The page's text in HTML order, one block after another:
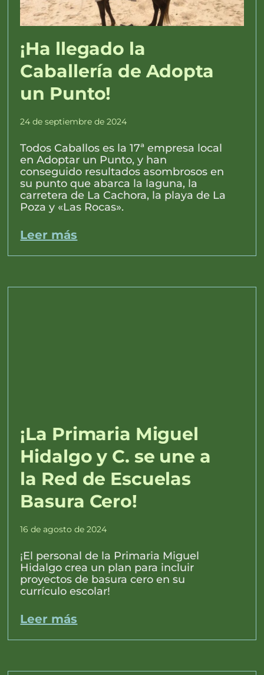
¡Ha llegado la
Caballería de Adopta
un Punto!
24 de septiembre de 2024
Todos Caballos es la 17ª empresa local
en Adoptar un Punto, y han
conseguido resultados asombrosos en
su punto que abarca la laguna, la
carretera de La Cachora, la playa de La
Poza y «Las Rocas».
Leer más
¡La Primaria Miguel
Hidalgo y C. se une a
la Red de Escuelas
Basura Cero!
16 de agosto de 2024
¡El personal de la Primaria Miguel
Hidalgo crea un plan para incluir
proyectos de basura cero en su
currículo escolar!
Leer más